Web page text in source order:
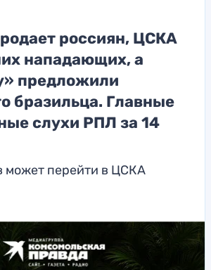
россиян, ЦСКА
нападающих, а
предложили
бразильца. Главные
слухи РПЛ за 14
может перейти в ЦСКА